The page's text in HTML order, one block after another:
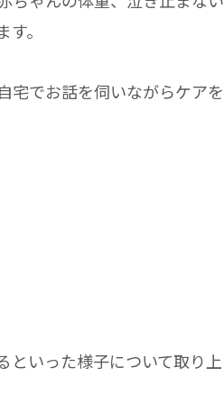
。
宅でお話を伺いながらケアを
といった様子について取り上